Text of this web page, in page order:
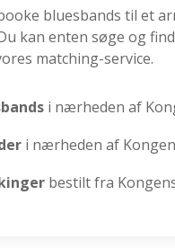
bluesbands til et
kan enten søge og
matching-service.
i nærheden af
i nærheden af
bestilt fra